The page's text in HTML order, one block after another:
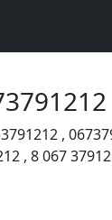
,
, 8 067